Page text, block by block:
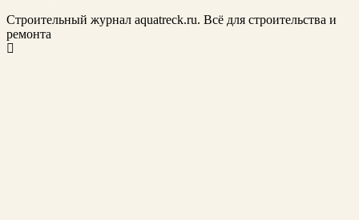
Строительный журнал aquatreck.ru. Всё для строительства и
ремонта